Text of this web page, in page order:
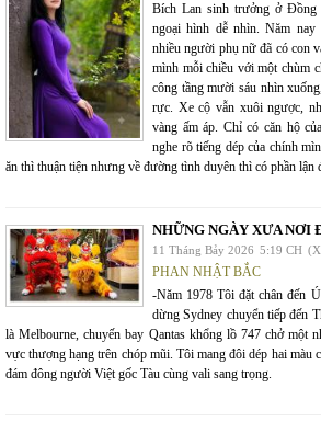
Bích Lan sinh trưởng ở
ngoại hình dễ nhìn. Năm
nhiều người phụ nữ đã có con
mình mỗi chiều với một chùm
công tầng mười sáu nhìn
rực. Xe cộ vẫn xuôi ngược,
vàng ấm áp. Chỉ có căn hộ
nghe rõ tiếng dép của chính
ăn thì thuận tiện nhưng về đường tình duyên thì có phần lận
NHỮNG NGÀY XƯA NƠI
11 Tháng Bảy 2026 5:19 CH
PHAN NHẬT BẮC
-Năm 1978 Tôi đặt chân đến
dừng Sydney chuyển tiếp đến
là Melbourne, chuyến bay Qantas khổng lồ 747 chở một
vực thượng hạng trên chóp mũi. Tôi mang đôi dép hai màu
đám đông người Việt gốc Tàu cùng vali sang trọng.